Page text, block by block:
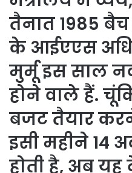
तैनात 1985
के आईएएस
मुर्मू इस साल
होने वाले हैं.
बजट तैयार
इसी महीने 14
होती है, अब